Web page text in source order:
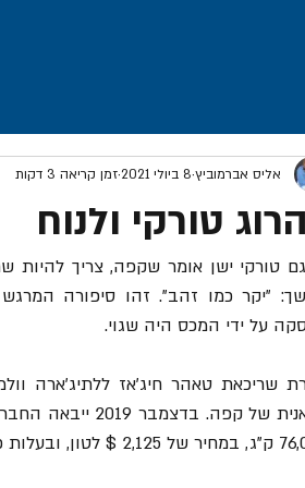
טורקי ולנוח
אליס אברמוביץ 8 ביולי 2021 זמן קריאה 3 דקות
על ידי המכס היה שגוי.
כוללת של 161,500 $.